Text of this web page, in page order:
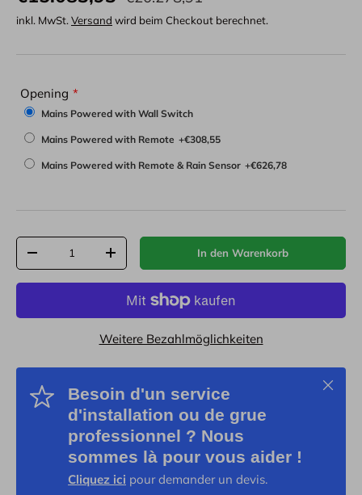
inkl. MwSt. Versand wird beim Checkout berechnet.
Opening
Mains Powered with Wall Switch
Mains Powered with Remote +€308,55
Mains Powered with Remote & Rain Sensor +€626,78
Anzahl
-
+ In den Warenkorb
Weitere Bezahlmöglichkeiten
Besoin d'un service
d'installation ou de grue
professionnel ? Nous
sommes là pour vous aider !
Cliquez ici pour demander un devis.